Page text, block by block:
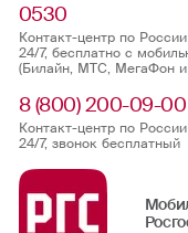
0530
Контакт-центр по России
24/7, бесплатно с
(Билайн, МТС, МегаФон и
8 (800) 200-09-00
Контакт-центр по России
24/7, звонок бесплатный